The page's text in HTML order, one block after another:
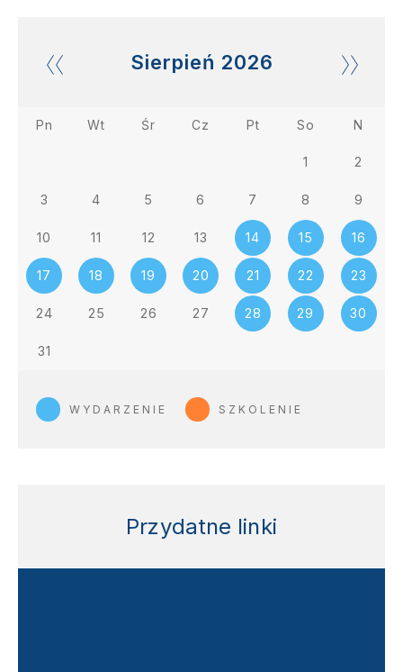
Sierpień 2026
Pn Wt Śr Cz Pt So N
1 2
3 4 5 6 7 8 9
10 11 12 13 14 15 16
17 18 19 20 21 22 23
24 25 26 27 28 29 30
31
WYDARZENIE SZKOLENIE
Przydatne linki